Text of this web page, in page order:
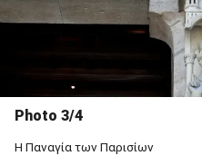
Photo 3/4
Η Παναγία των Παρισίων